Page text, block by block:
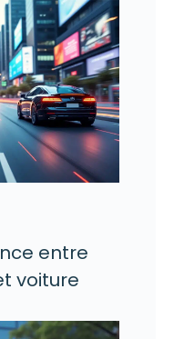
entre
voiture